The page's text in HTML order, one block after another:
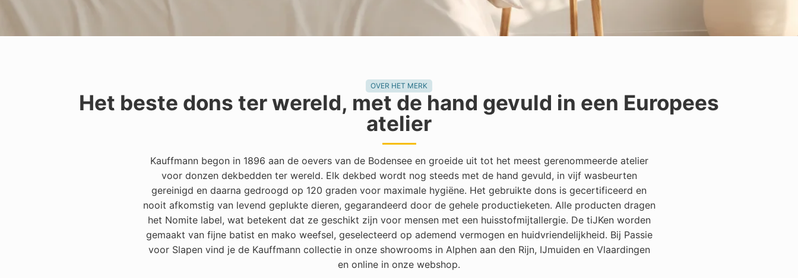
OVER HET MERK
Het beste dons ter wereld, met de hand gevuld in een Europees
atelier
Kauffmann begon in 1896 aan de oevers van de Bodensee en groeide uit tot het meest gerenommeerde atelier
voor donzen dekbedden ter wereld. Elk dekbed wordt nog steeds met de hand gevuld, in vijf wasbeurten
gereinigd en daarna gedroogd op 120 graden voor maximale hygiëne. Het gebruikte dons is gecertificeerd en
nooit afkomstig van levend geplukte dieren, gegarandeerd door de gehele productieketen. Alle producten dragen
het Nomite label, wat betekent dat ze geschikt zijn voor mensen met een huisstofmijtallergie. De tiJKen worden
gemaakt van fijne batist en mako weefsel, geselecteerd op ademend vermogen en huidvriendelijkheid. Bij Passie
voor Slapen vind je de Kauffmann collectie in onze showrooms in Alphen aan den Rijn, IJmuiden en Vlaardingen
en online in onze webshop.